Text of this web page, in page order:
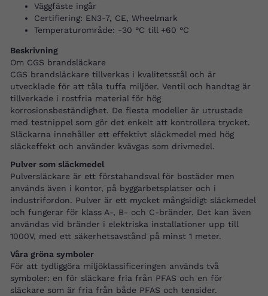
Väggfäste ingår
Certifiering: EN3-7, CE, Wheelmark
Temperaturområde: -30 °C till +60 °C
Beskrivning
Om CGS brandsläckare
CGS brandsläckare tillverkas i kvalitetsstål och är
utvecklade för att tåla tuffa miljöer. Ventil och handtag är
tillverkade i rostfria material för hög
korrosionsbeständighet. De flesta modeller är utrustade
med testnippel som gör det enkelt att kontrollera trycket.
Släckarna innehåller ett effektivt släckmedel med hög
släckeffekt och använder kvävgas som drivmedel.
Pulver som släckmedel
Pulversläckare är ett förstahandsval för bostäder men
används även i kontor, på byggarbetsplatser och i
industrifordon. Pulver är ett mycket mångsidigt släckmedel
och fungerar för klass A-, B- och C-bränder. Det kan även
användas vid bränder i elektriska installationer upp till
1000V, med ett säkerhetsavstånd på minst 1 meter.
Våra gröna symboler
För att tydliggöra miljöklassificeringen används två
symboler: en för släckare fria från PFAS och en för
släckare som är fria från både PFAS och tensider.